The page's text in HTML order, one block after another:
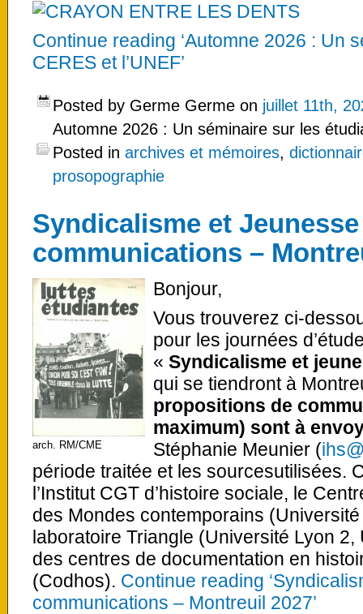
Continue reading ‘Automne 2026 : Un
CERES et l’UNEF’
Posted by Germe Germe on juillet 11th,
Automne 2026 : Un séminaire sur les
Posted in archives et mémoires,
prosopographie
Syndicalisme et
communications –
arch. RM/CME
Bonjour,
Vous trouverez ci-
pour les journées
« Syndicalisme et
qui se tiendront à
propositions de
maximum) sont à
Stéphanie Meunier (
période traitée et les sourcesutilisées.
l’Institut CGT d’histoire sociale, le
des Mondes contemporains
laboratoire Triangle (Université Lyon
des centres de documentation en
(Codhos). Continue reading
communications – Montreuil 2027’